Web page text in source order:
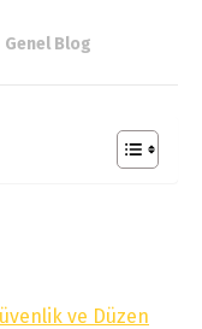
Genel Blog
ve Düzen